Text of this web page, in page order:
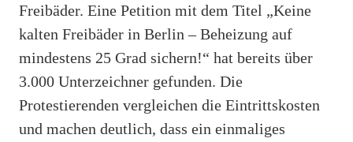
Freibäder. Eine Petition mit dem Titel „Keine
kalten Freibäder in Berlin – Beheizung auf
mindestens 25 Grad sichern!“ hat bereits über
3.000 Unterzeichner gefunden. Die
Protestierenden vergleichen die Eintrittskosten
und machen deutlich, dass ein einmaliges